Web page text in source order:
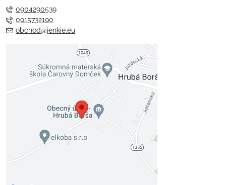
0904290539
0915732190
obchod@jenkie.eu
Externý obsah je blokovaný
Voľbami súkromia
Prajete si načítať externý obsah?
Povoliť tentokrát
Povoliť a zapamätať - súhlas s